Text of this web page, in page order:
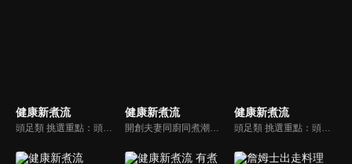
健康新煮流 健康新煮流
開創夫妻同廚同煮潮流的KC夫婦，繼《健康醫食代》後，走出攝影棚，帶大家全台走透透，發掘上帝賞賜的美味食材，內容融合新加坡南洋風和客家純樸味，加上台灣獨特的閩南風情，互相激盪交織出的火花，打造出獨一無二的美食節目。
健康新煮流
頭足類 挑選重點：頭足類利用清洗時去除內臟可以降低膽固醇的攝取。挑選雙眼清澈明亮，眼球稍微凸出，肉質結實有彈性為佳。身體具透明感，觸腕或是吸盤一碰到活體就會吸附住便是新鮮的。